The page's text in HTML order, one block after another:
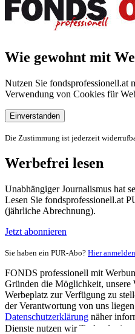
Wie gewohnt mit
Nutzen Sie fondsprofessionell.at
Verwendung von Cookies für
Einverstanden
Die Zustimmung ist jederzeit
Werbefrei lesen
Unabhängiger Journalismus hat
Lesen Sie fondsprofessionell.at
(jährliche Abrechnung).
Jetzt abonnieren
Sie haben ein PUR-Abo? Hier anmelden.
FONDS professionell mit
Gründen die Möglichkeit, unsere
Werbeplatz zur Verfügung zu
der Verantwortung von uns
Datenschutzerklärung näher
Dienste nutzen wir Technologien